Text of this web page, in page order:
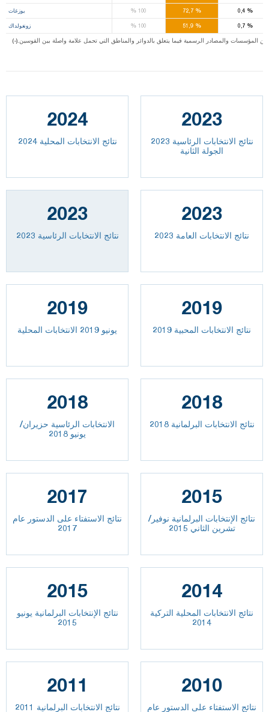
يوزغات %100 %
72,7 %
زونغولداك %100 %
51,9 %
المؤسسات والمصادر الرسمية فيما يتعلق بالدوائر والمناطق التي تحمل علامة واصلة بين القوسين
2024
نتائج الانتخابات المحلية 2024
2023
نتائج الانتخابات الرئاسية 2023
الجولة الثانية
2023
نتائج الانتخابات الرئاسية 2023
2023
2023 نتائج الانتخابات العامة
2019
يونيو 2019 الانتخابات المحلية
2019
نتائج الانتخابات المحبية 2019
2018
الانتخابات الرئاسية حزيران/
يونيو 2018
2018
نتائج الانتخابات البرلمانية 2018
2017
نتائج الاستفتاء على الدستور عام
2017
2015
نتائج الإنتخابات البرلمانية نوفير/
تشرين الثاني 2015
2015
نتائج الإنتخابات البرلمانية يونيو
2015
2014
نتائج الانتخابات المحلية التركية
2014
2011
نتائج الانتخابات البرلمانية 2011
2010
نتائج الاستفتاء على الدستور عام